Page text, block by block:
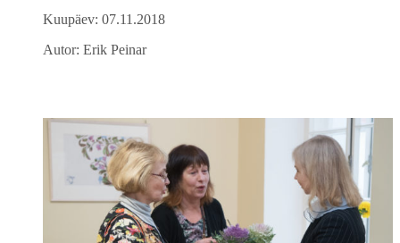
Kuupäev: 07.11.2018
Autor: Erik Peinar